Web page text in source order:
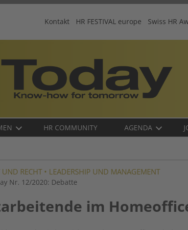
Kontakt HR FESTIVAL europe Swiss HR
HR COMMUNITY AGENDA
UND RECHT • LEADERSHIP UND MANAGEMENT
Nr. 12/2020: Debatte
im